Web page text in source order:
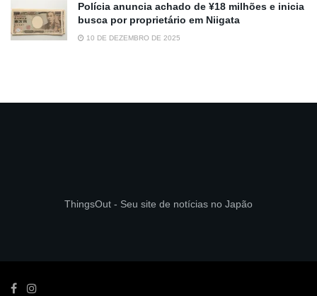
Polícia anuncia achado de ¥18 milhões e inicia
busca por proprietário em Niigata
10 DE DEZEMBRO DE 2025
ThingsOut - Seu site de notícias no Japão